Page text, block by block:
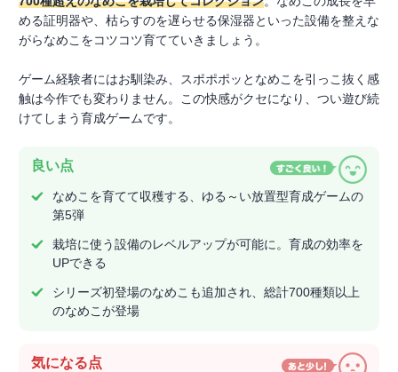
める証明器や、枯らすのを遅らせる保湿器といった設備を整えな
がらなめこをコツコツ育てていきましょう。
ゲーム経験者にはお馴染み、スポポポッとなめこを引っこ抜く感
触は今作でも変わりません。この快感がクセになり、つい遊び続
けてしまう育成ゲームです。
良い点
なめこを育てて収穫する、ゆる～い放置型育成ゲームの
第5弾
栽培に使う設備のレベルアップが可能に。育成の効率を
UPできる
シリーズ初登場のなめこも追加され、総計700種類以上
のなめこが登場
気になる点